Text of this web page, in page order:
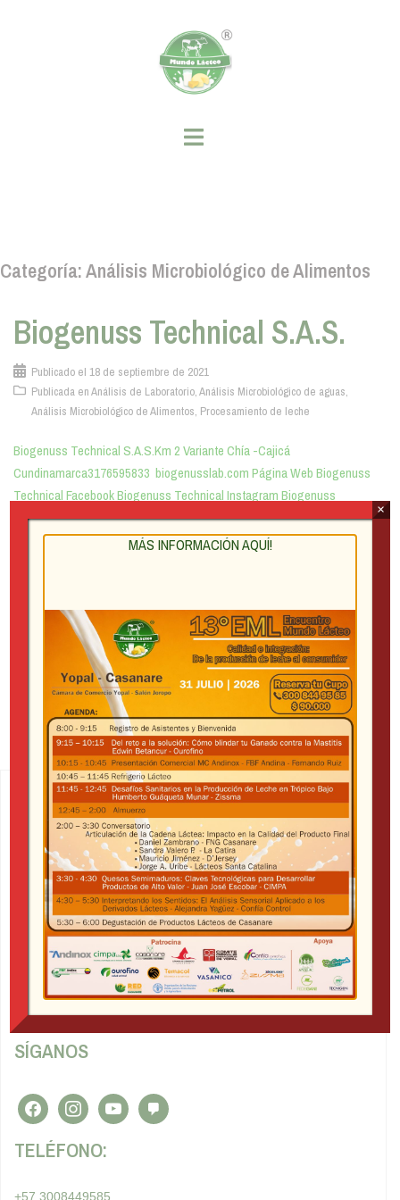
Categoría:Análisis Microbiológico de Alimentos
Biogenuss Technical S.A.S.
Publicado el 18 de septiembre de 2021
Publicada enAnálisis de Laboratorio,Análisis Microbiológico de aguas,
Análisis Microbiológico de Alimentos, Procesamiento de leche
Biogenuss Technical S.A.S.Km 2 Variante Chía -Cajicá
Cundinamarca3176595833 biogenusslab.com Página Web Biogenuss
Technical Facebook Biogenuss Technical Instagram Biogenuss
Technical YouTube Biogenuss Technical BIOGENUSS TECHNICAL
S.A.S. Somos un laboratorio de control de calidad de alta […]
MUNDO LÁCTEO
Nos dedicamos a proponer ideas que beneficien al sector
Tratamiento y política de datos personales
SÍGANOS
facebookinstagramyoutube admin-
comments
TELÉFONO:
+57 3008449585
MÁS INFORMACIÓN AQUÍ!
×